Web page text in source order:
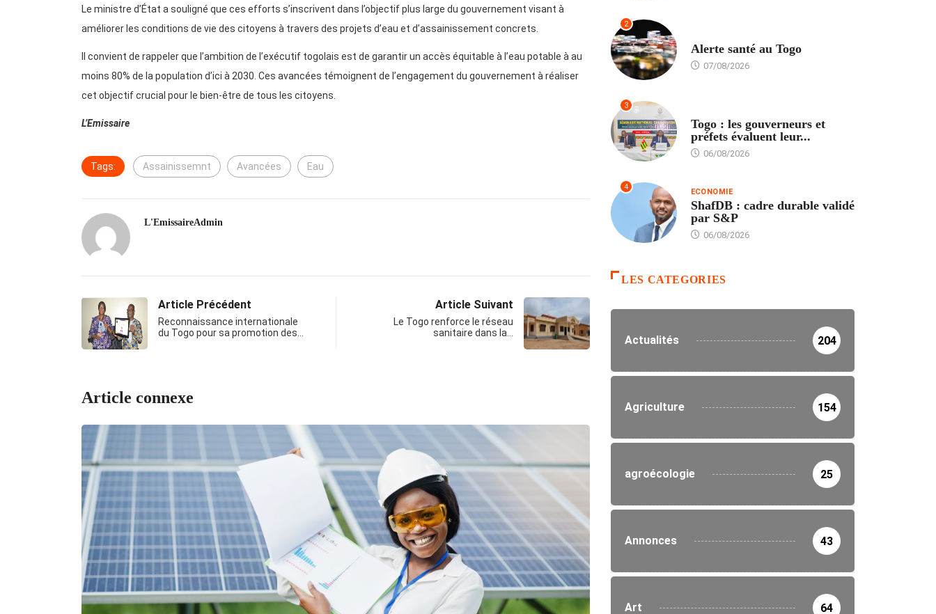
Le ministre d’État a souligné que ces efforts s’inscrivent dans l’objectif plus large du gouvernement visant à
améliorer les conditions de vie des citoyens à travers des projets d’eau et d’assainissement concrets.
Il convient de rappeler que l’ambition de l’exécutif togolais est de garantir un accès équitable à l’eau potable à au
moins 80% de la population d’ici à 2030. Ces avancées témoignent de l’engagement du gouvernement à réaliser
cet objectif crucial pour le bien-être de tous les citoyens.
L’Emissaire
Tags: Assainissemnt Avancées Eau
L'EmissaireAdmin
Article Précédent
Reconnaissance internationale
du Togo pour sa promotion des…
Article Suivant
Le Togo renforce le réseau
sanitaire dans la…
Article connexe
2
Alerte santé au Togo
07/08/2026
3
Togo : les gouverneurs et
préfets évaluent leur...
06/08/2026
4 ECONOMIE
ShafDB : cadre durable validé
par S&P
06/08/2026
LES CATEGORIES
Actualités 204
Agriculture 154
agroécologie 25
Annonces 43
Art 64